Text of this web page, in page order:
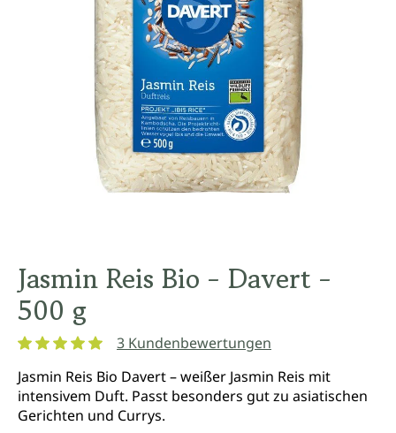
Jasmin Reis Bio - Davert -
500 g
3 Kundenbewertungen
Jasmin Reis Bio Davert – weißer Jasmin Reis mit
intensivem Duft. Passt besonders gut zu asiatischen
Gerichten und Currys.